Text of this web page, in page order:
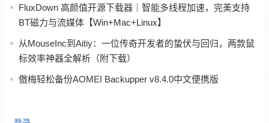
FluxDown 高颜值开源下载器｜智能多线程加速，完美支持
BT磁力与流媒体【Win+Mac+Linux】
从MouseInc到Aitiy：一位传奇开发者的蛰伏与回归，两款鼠
标效率神器全解析（附下载）
傲梅轻松备份AOMEI Backupper v8.4.0中文便携版